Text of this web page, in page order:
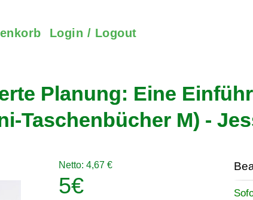
Login / Logout
Planung: Eine
Taschenbücher M) -
Netto: 4,67 €
5€